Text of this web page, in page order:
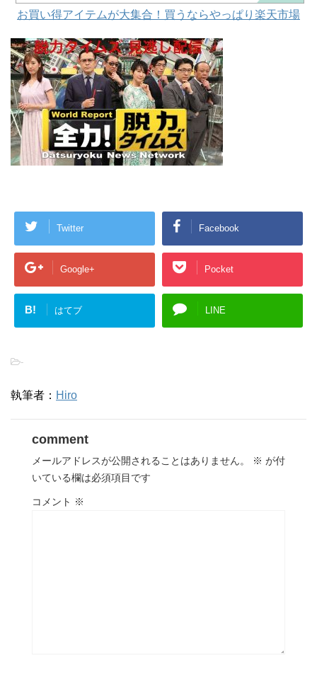
お買い得アイテムが大集合！買うならやっぱり楽天市場
Twitter Facebook
Google+ Pocket
B! はてブ LINE
-
執筆者： Hiro
comment
メールアドレスが公開されることはありません。 ※ が付
いている欄は必須項目です
コメント ※